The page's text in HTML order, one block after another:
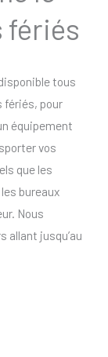
fériés
tous
fériés, pour
équipement
vos
que les
bureaux
Nous
allant jusqu’au